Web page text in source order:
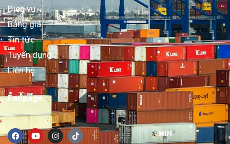
Dịch vụ
Bảng giá
Tin tức
Tuyển dụng
Liên hệ
Fanpage